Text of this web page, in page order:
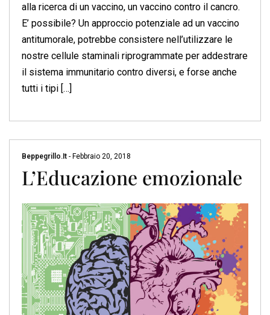
alla ricerca di un vaccino, un vaccino contro il cancro.
E’ possibile? Un approccio potenziale ad un vaccino
antitumorale, potrebbe consistere nell’utilizzare le
nostre cellule staminali riprogrammate per addestrare
il sistema immunitario contro diversi, e forse anche
tutti i tipi […]
Beppegrillo.it - Febbraio 20, 2018
L’Educazione emozionale